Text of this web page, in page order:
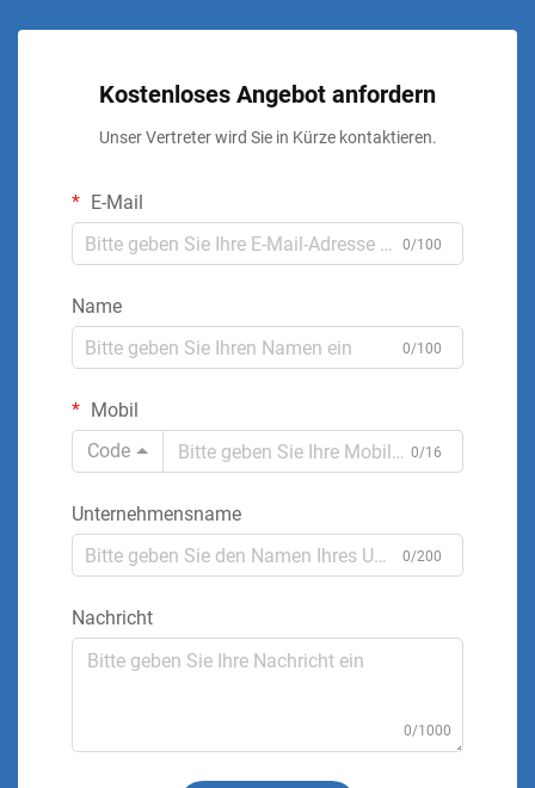
Kostenloses Angebot anfordern
Unser Vertreter wird Sie in Kürze kontaktieren.
E-Mail
0/100
Name
0/100
Mobil
Code
0/16
Unternehmensname
0/200
Nachricht
0/1000